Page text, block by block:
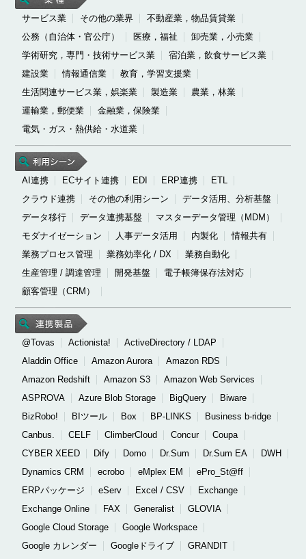
サービス業 その他の業界
不動産業，物品賃貸業
公務（自治体・官公庁）
医療，福祉
卸売業，小売業
学術研究，専門・技術サービス業
宿泊業，飲食サービス業
建設業
情報通信業
教育，学習支援業
生活関連サービス業，娯楽業
製造業
農業，林業
運輸業，郵便業
金融業，保険業
電気・ガス・熱供給・水道業
AI連携 ECサイト連携 EDI ERP連携
ETL
クラウド連携
その他の利用シーン
データ活用、分析基盤
データ移行
データ連携基盤
マスターデータ管理（MDM）
モダナイゼーション
人事データ活用 内製化
情報共有
業務プロセス管理
業務効率化 / DX
業務自動化
生産管理 / 調達管理
開発基盤
電子帳簿保存法対応
顧客管理（CRM）
@Tovas Actionista!
ActiveDirectory / LDAP
Aladdin Office
Amazon Aurora
Amazon RDS
Amazon Redshift
Amazon S3
Amazon Web Services
ASPROVA
Azure Blob Storage BigQuery
Biware
BizRobo!
BIツール Box BP-LINKS
Business b-ridge
Canbus.
CELF ClimberCloud Concur
Coupa
CYBER XEED
Dify Domo Dr.Sum Dr.Sum EA
DWH
Dynamics CRM
ecrobo eMplex EM
ePro_St@ff
ERPパッケージ
eServ Excel / CSV
Exchange
Exchange Online
FAX Generalist
GLOVIA
Google Cloud Storage
Google Workspace
Google カレンダー
Googleドライブ
GRANDIT